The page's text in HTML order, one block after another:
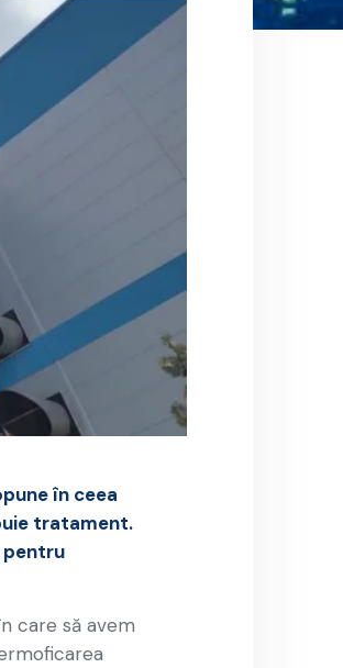
în ceea
tratament.
pentru
care să avem